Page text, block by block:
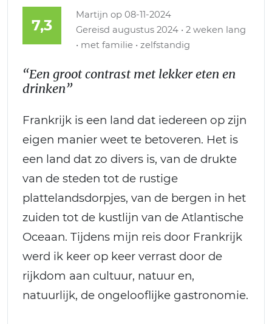
7,3
Martijn op 08-11-2024
Gereisd augustus 2024 • 2 weken lang
• met familie • zelfstandig
“Een groot contrast met lekker eten en
drinken”
Frankrijk is een land dat iedereen op zijn
eigen manier weet te betoveren. Het is
een land dat zo divers is, van de drukte
van de steden tot de rustige
plattelandsdorpjes, van de bergen in het
zuiden tot de kustlijn van de Atlantische
Oceaan. Tijdens mijn reis door Frankrijk
werd ik keer op keer verrast door de
rijkdom aan cultuur, natuur en,
natuurlijk, de ongelooflijke gastronomie.